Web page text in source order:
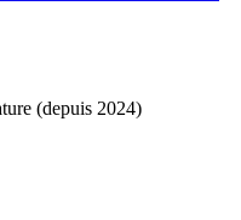
(depuis 2024)